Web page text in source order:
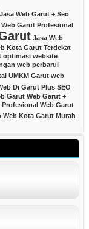
Jasa Web Garut + Seo
Web Garut Profesional
Jasa Web
Kota Garut Terdekat
optimasi website
web perbarui
UMKM Garut web
Di Garut Plus SEO
Garut Web Garut +
Web Garut
Web Kota Garut Murah